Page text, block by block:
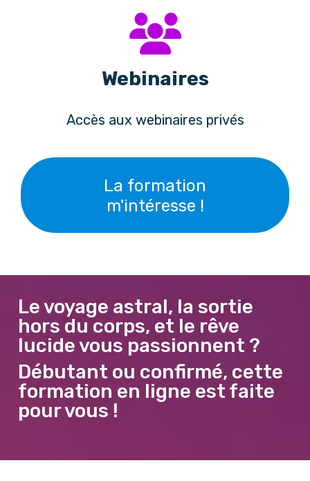
Webinaires
Accès aux webinaires privés
La formation
m'intéresse !
Le voyage astral, la sortie
hors du corps, et le rêve
lucide vous passionnent ?
Débutant ou confirmé, cette
formation en ligne est faite
pour vous !